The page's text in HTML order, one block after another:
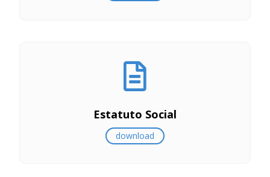
Estatuto Social
download